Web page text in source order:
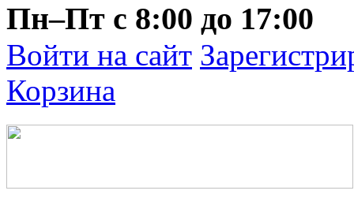
Пн–Пт с 8:00 до 17:00
Войти на сайт
Корзина